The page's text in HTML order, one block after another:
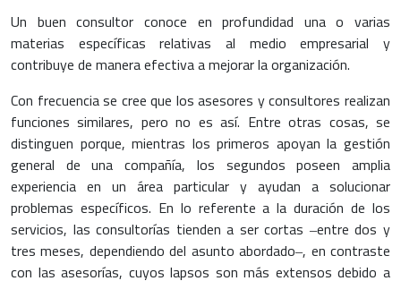
Un buen consultor conoce en profundidad una o varias
materias específicas relativas al medio empresarial y
contribuye de manera efectiva a mejorar la organización.
Con frecuencia se cree que los asesores y consultores realizan
funciones similares, pero no es así. Entre otras cosas, se
distinguen porque, mientras los primeros apoyan la gestión
general de una compañía, los segundos poseen amplia
experiencia en un área particular y ayudan a solucionar
problemas específicos. En lo referente a la duración de los
servicios, las consultorías tienden a ser cortas ‒entre dos y
tres meses, dependiendo del asunto abordado‒, en contraste
con las asesorías, cuyos lapsos son más extensos debido a